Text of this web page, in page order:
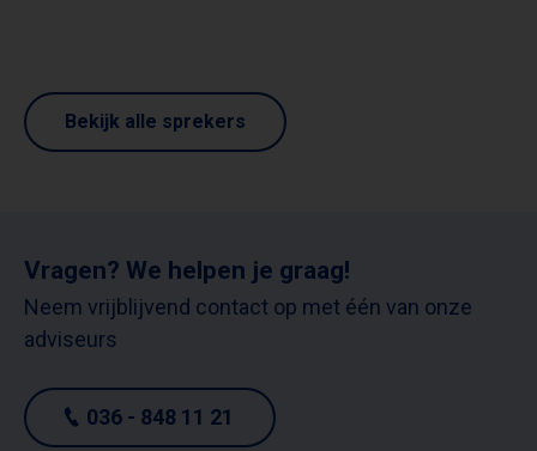
Bekijk alle sprekers
Vragen? We helpen je graag!
Neem vrijblijvend contact op met één van onze
adviseurs
036 - 848 11 21